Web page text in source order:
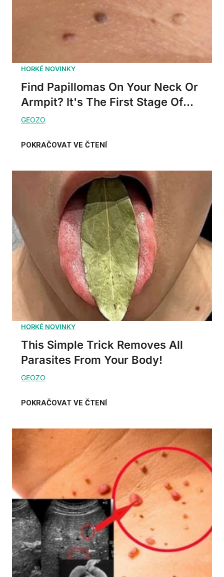
Find Papillomas On Your Neck Or
Armpit? It's The First Stage Of...
This Simple Trick Removes All
Parasites From Your Body!